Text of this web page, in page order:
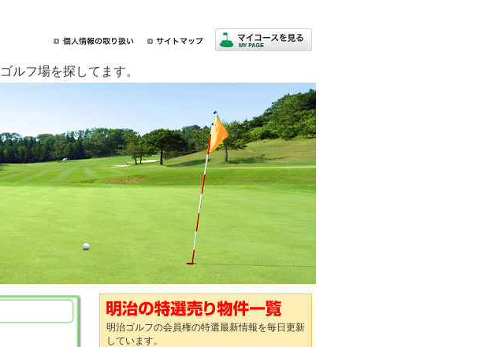
ルフ場を探してます。
明治ゴルフの会員権の特選最新情報を毎日更新
しています。